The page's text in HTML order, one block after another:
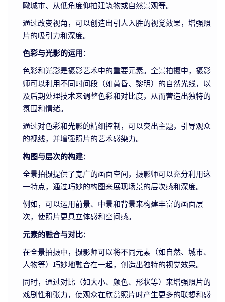
瞰城市、从低角度仰拍建筑物或自然景观等。
通过改变视角，可以创造出引人入胜的视觉效果，增强照
片的吸引力和深度。
色彩与光影的运用：
色彩和光影是摄影艺术中的重要元素。全景拍摄中，摄影
师可以利用不同时间段（如黄昏、黎明）的自然光线，以
及后期处理技术来调整色彩和对比度，从而营造出独特的
氛围和情绪。
通过对色彩和光影的精细控制，可以突出主题，引导观众
的视线，并增强照片的艺术感染力。
构图与层次的构建：
全景拍摄提供了宽广的画面空间，摄影师可以充分利用这
一特点，通过巧妙的构图来展现场景的层次感和深度。
例如，可以运用前景、中景和背景来构建丰富的画面层
次，使照片更具立体感和空间感。
元素的融合与对比：
在全景拍摄中，摄影师可以将不同元素（如自然、城市、
人物等）巧妙地融合在一起，创造出独特的视觉效果。
同时，通过对比（如大小、颜色、形状等）来增强照片的
戏剧性和张力，使观众在欣赏照片时产生更多的联想和感